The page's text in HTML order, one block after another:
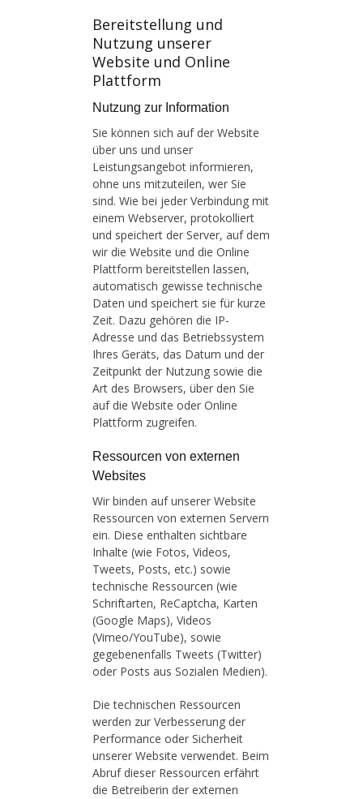
Bereitstellung und
Nutzung unserer
Website und Online
Plattform
Nutzung zur Information
Sie können sich auf der Website
über uns und unser
Leistungsangebot informieren,
ohne uns mitzuteilen, wer Sie
sind. Wie bei jeder Verbindung mit
einem Webserver, protokolliert
und speichert der Server, auf dem
wir die Website und die Online
Plattform bereitstellen lassen,
automatisch gewisse technische
Daten und speichert sie für kurze
Zeit. Dazu gehören die IP-
Adresse und das Betriebssystem
Ihres Geräts, das Datum und der
Zeitpunkt der Nutzung sowie die
Art des Browsers, über den Sie
auf die Website oder Online
Plattform zugreifen.
Ressourcen von externen
Websites
Wir binden auf unserer Website
Ressourcen von externen Servern
ein. Diese enthalten sichtbare
Inhalte (wie Fotos, Videos,
Tweets, Posts, etc.) sowie
technische Ressourcen (wie
Schriftarten, ReCaptcha, Karten
(Google Maps), Videos
(Vimeo/YouTube), sowie
gegebenenfalls Tweets (Twitter)
oder Posts aus Sozialen Medien).
Die technischen Ressourcen
werden zur Verbesserung der
Performance oder Sicherheit
unserer Website verwendet. Beim
Abruf dieser Ressourcen erfährt
die Betreiberin der externen